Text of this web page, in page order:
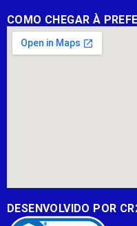
COMO CHEGAR À
DESENVOLVIDO POR